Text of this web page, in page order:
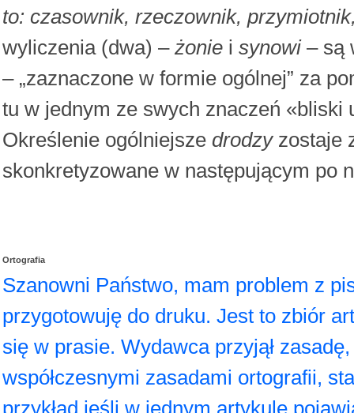
to: czasownik, rzeczownik,
wyliczenia (dwa) – żonie i synowi– są
– „zaznaczone w formie ogólnej” za
tu w jednym ze swych znaczeń «bliski
Określenie ogólniejsze drodzyzostaje
skonkretyzowane w następującym po
Ortografia
Szanowni Państwo, mam problem z
przygotowuję do druku. Jest to zbiór
się w prasie. Wydawca przyjął
współczesnymi zasadami ortografii,
przykład jeśli w jednym artykule